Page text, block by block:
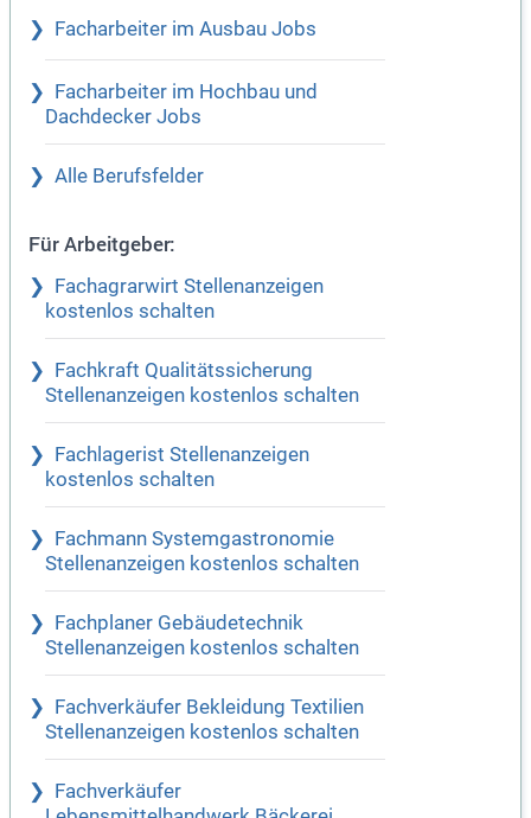
Facharbeiter im Ausbau Jobs
Facharbeiter im Hochbau und
Dachdecker Jobs
Alle Berufsfelder
Für Arbeitgeber:
Fachagrarwirt Stellenanzeigen
kostenlos schalten
Fachkraft Qualitätssicherung
Stellenanzeigen kostenlos schalten
Fachlagerist Stellenanzeigen
kostenlos schalten
Fachmann Systemgastronomie
Stellenanzeigen kostenlos schalten
Fachplaner Gebäudetechnik
Stellenanzeigen kostenlos schalten
Fachverkäufer Bekleidung Textilien
Stellenanzeigen kostenlos schalten
Fachverkäufer